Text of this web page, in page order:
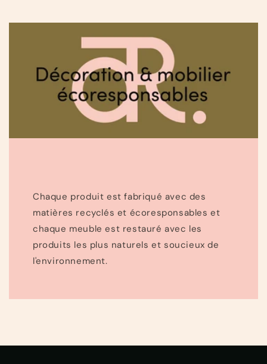
Chaque produit est fabriqué avec des
matières recyclés et écoresponsables et
chaque meuble est restauré avec les
produits les plus naturels et soucieux de
l'environnement.